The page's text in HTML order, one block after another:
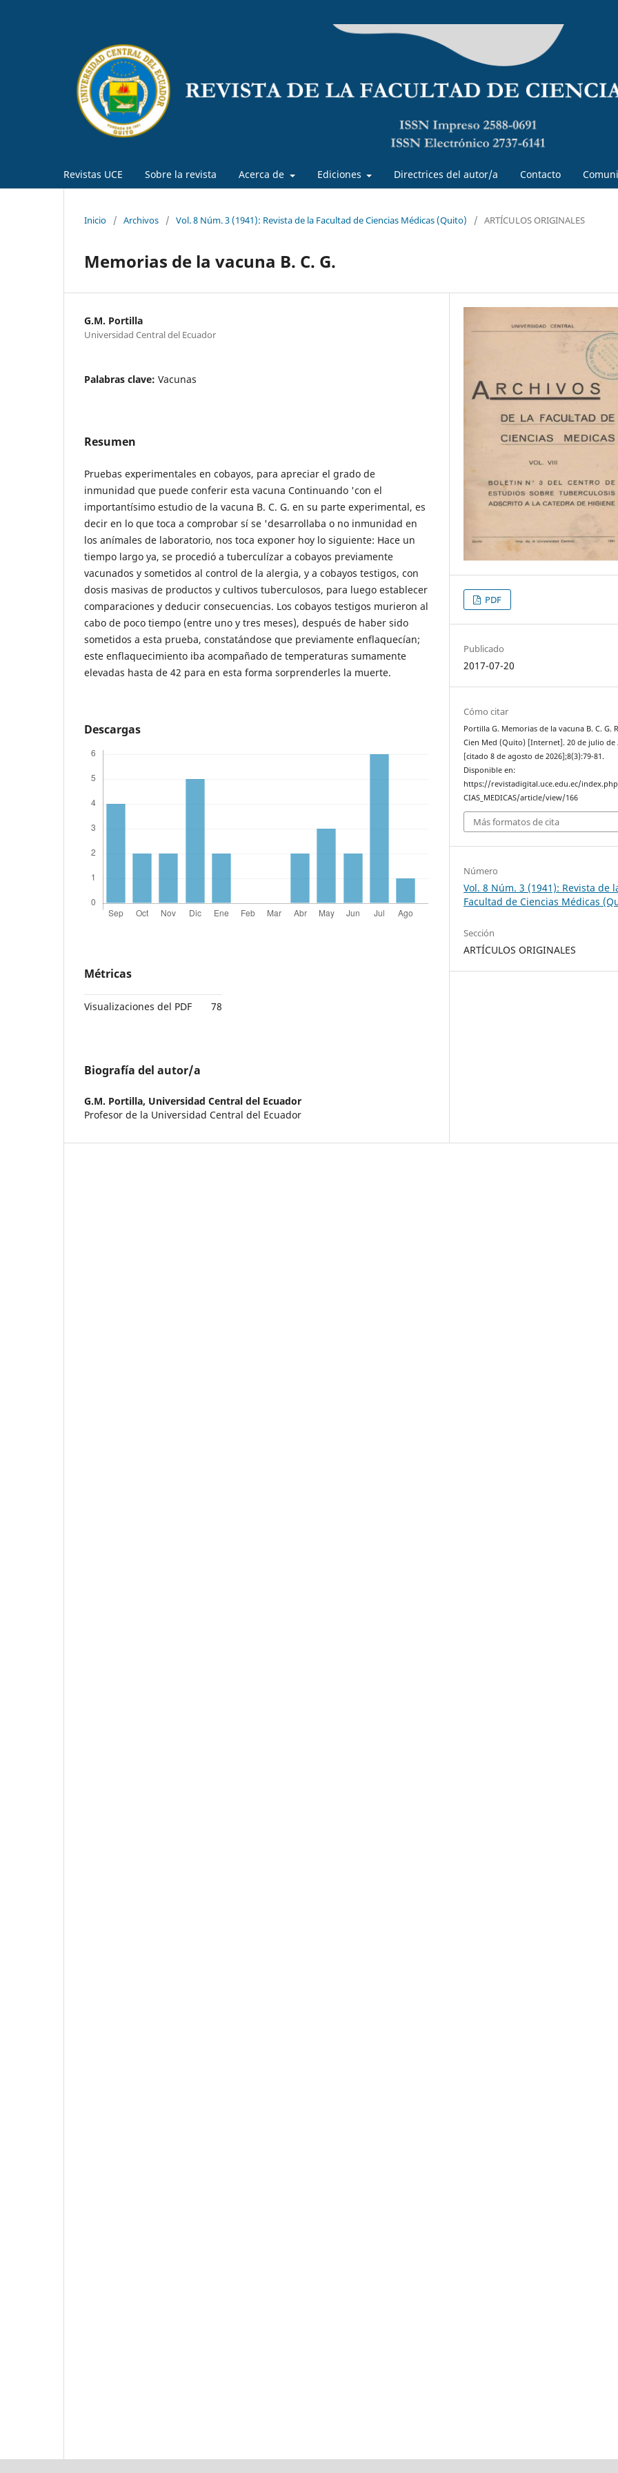
Revistas UCE Sobre la revista Acerca de Ediciones Directrices del autor/a Contacto
Inicio / Archivos / Vol. 8 Núm. 3 (1941): Revista de la Facultad de Ciencias Médicas (Quito) / ARTÍCULOS ORIGINALES
Memorias de la vacuna B. C. G.
G.M. Portilla
Universidad Central del Ecuador
Palabras clave: Vacunas
Resumen
Pruebas experimentales en cobayos, para apreciar el grado de
inmunidad que puede conferir esta vacuna Continuando 'con el
importantísimo estudio de la vacuna B. C. G. en su parte experimental, es
decir en lo que toca a comprobar sí se 'desarrollaba o no inmunidad en
los anímales de laboratorio, nos toca exponer hoy lo siguiente: Hace un
tiempo largo ya, se procedió a tuberculízar a cobayos previamente
vacunados y sometidos al control de la alergia, y a cobayos testigos, con
dosis masivas de productos y cultivos tuberculosos, para luego establecer
comparaciones y deducir consecuencias. Los cobayos testigos murieron al
cabo de poco tiempo (entre uno y tres meses), después de haber sido
sometidos a esta prueba, constatándose que previamente enflaquecían;
este enflaquecimiento iba acompañado de temperaturas sumamente
elevadas hasta de 42 para en esta forma sorprenderles la muerte.
Descargas
Métricas
Visualizaciones del PDF 78
Biografía del autor/a
G.M. Portilla, Universidad Central del Ecuador
Profesor de la Universidad Central del Ecuador
PDF
Publicado
2017-07-20
Cómo citar
Portilla G. Memorias de la vacuna B. C. G.
Cien Med (Quito) [Internet]. 20 de julio de
[citado 8 de agosto de 2026];8(3):79-81.
Disponible en:
https://revistadigital.uce.edu.ec/
CIAS_MEDICAS/article/view/166
Más formatos de cita
Número
Vol. 8 Núm. 3 (1941): Revista de
Facultad de Ciencias Médicas
Sección
ARTÍCULOS ORIGINALES